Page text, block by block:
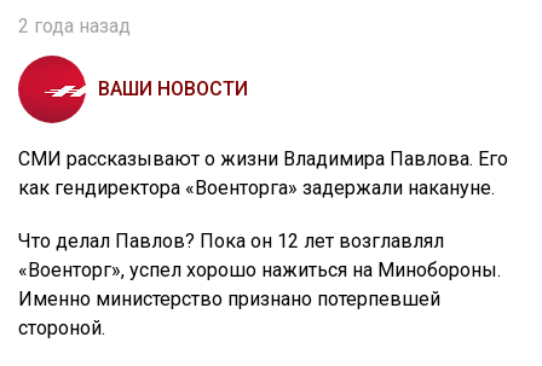
2 года назад
ВАШИ НОВОСТИ
СМИ рассказывают о жизни Владимира Павлова. Его
как гендиректора «Военторга» задержали накануне.
Что делал Павлов? Пока он 12 лет возглавлял
«Военторг», успел хорошо нажиться на Минобороны.
Именно министерство признано потерпевшей
стороной.